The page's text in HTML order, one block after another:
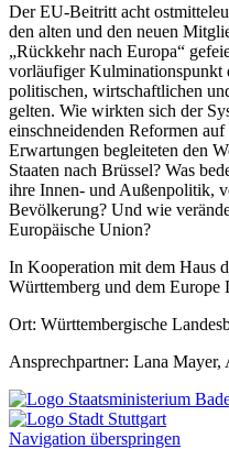
Der EU-Beitritt acht
den alten und den neuen
„Rückkehr nach Europa“
vorläufiger Kulminationspunkt
politischen, wirtschaftlichen
gelten. Wie wirkten sich der
einschneidenden Reformen
Erwartungen begleiteten den
Staaten nach Brüssel? Was
ihre Innen- und Außenpolitik,
Bevölkerung? Und wie
Europäische Union?
In Kooperation mit dem Haus
Württemberg und dem Europe
Ort: Württembergische
Ansprechpartner: Lana
Navigation überspringen